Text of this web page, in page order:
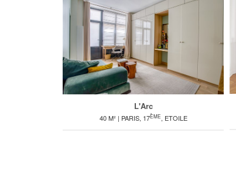
L'Arc
40 M² | PARIS, 17ÈME, ETOILE